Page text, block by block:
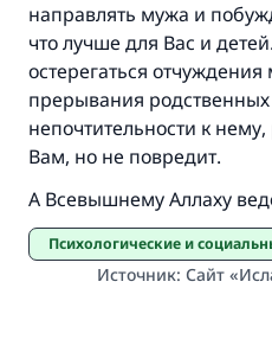
направлять мужа и
что лучше для Вас и
остерегаться
прерывания
непочтительности к
Вам, но не повредит.
А Всевышнему Аллаху
Психологические и социальные
Источник: Сайт